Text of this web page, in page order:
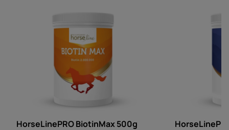
HorseLinePRO BiotinMax 500g